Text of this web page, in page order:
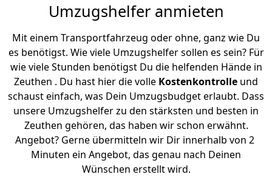
Umzugshelfer anmieten
Mit einem Transportfahrzeug oder ohne, ganz wie Du
es benötigst. Wie viele Umzugshelfer sollen es sein? Für
wie viele Stunden benötigst Du die helfenden Hände in
Zeuthen . Du hast hier die volle Kostenkontrolle und
schaust einfach, was Dein Umzugsbudget erlaubt. Dass
unsere Umzugshelfer zu den stärksten und besten in
Zeuthen gehören, das haben wir schon erwähnt.
Angebot? Gerne übermitteln wir Dir innerhalb von 2
Minuten ein Angebot, das genau nach Deinen
Wünschen erstellt wird.